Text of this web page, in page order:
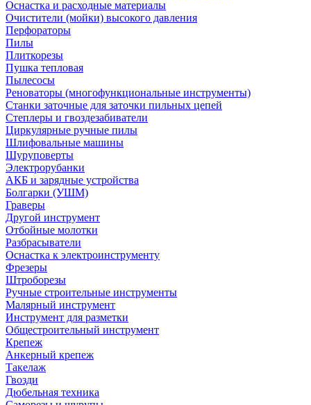
Оснастка и расходные материалы
Очистители (мойки) высокого давления
Перфораторы
Пилы
Плиткорезы
Пушка тепловая
Пылесосы
Реноваторы (многофункциональные инструменты)
Станки заточные для заточки пильных цепей
Степлеры и гвоздезабиватели
Циркулярные ручные пилы
Шлифовальные машины
Шуруповерты
Электрорубанки
АКБ и зарядные устройства
Болгарки (УШМ)
Граверы
Другой инструмент
Отбойные молотки
Разбрасыватели
Оснастка к электроинструменту
Фрезеры
Штроборезы
Ручные строительные инструменты
Малярный инструмент
Инструмент для разметки
Общестроительный инструмент
Крепеж
Анкерный крепеж
Такелаж
Гвозди
Дюбельная техника